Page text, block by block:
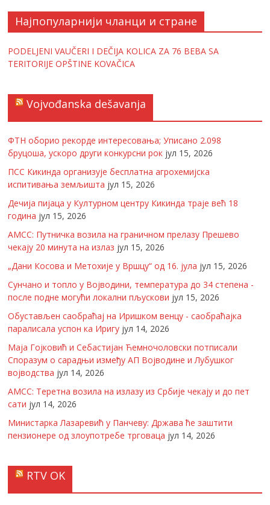
Најпопуларнији чланци и стране
PODELJENI VAUČERI I DEČIJA KOLICA ZA 76 BEBA SA
TERITORIJE OPŠTINE KOVAČICA
Vojvođanska dešavanja
ФТН оборио рекорде интересовања; Уписано 2.098
бруцоша, ускоро други конкурсни рок јул 15, 2026
ПСС Кикинда организује бесплатна агрохемијска
испитивања земљишта јул 15, 2026
Дечија пијаца у Културном центру Кикинда траје већ 18
година јул 15, 2026
АМСС: Путничка возила на граничном прелазу Прешево
чекају 20 минута на излаз јул 15, 2026
„Дани Косова и Метохије у Вршцу“ од 16. јула јул 15, 2026
Сунчано и топло у Војводини, температура до 34 степена -
после подне могући локални пљускови јул 15, 2026
Обустављен саобраћај на Иришком венцу - саобраћајка
паралисала успон ка Иригу јул 14, 2026
Маја Гојковић и Себастијан Ћемночоловски потписали
Споразум о сарадњи између АП Војводине и Лубушког
војводства јул 14, 2026
АМСС: Теретна возила на излазу из Србије чекају и до пет
сати јул 14, 2026
Министарка Лазаревић у Панчеву: Држава ће заштити
пензионере од злоупотребе трговаца јул 14, 2026
RTV OK